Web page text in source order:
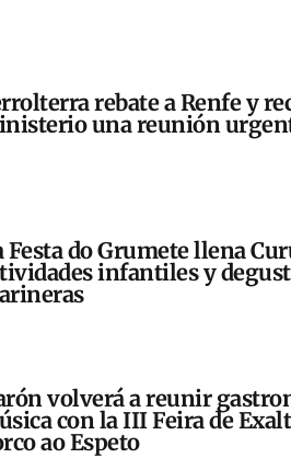
rebate a Renfe y
una reunión
Festa do Grumete llena
infantiles y
volverá a reunir
con la III Feira de
ao Espeto